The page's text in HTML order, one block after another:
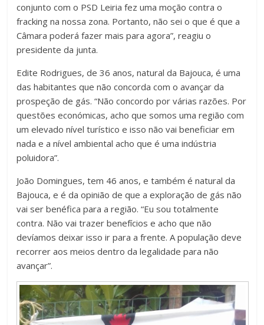
conjunto com o PSD Leiria fez uma moção contra o
fracking na nossa zona. Portanto, não sei o que é que a
Câmara poderá fazer mais para agora”, reagiu o
presidente da junta.
Edite Rodrigues, de 36 anos, natural da Bajouca, é uma
das habitantes que não concorda com o avançar da
prospeção de gás. “Não concordo por várias razões. Por
questões económicas, acho que somos uma região com
um elevado nível turístico e isso não vai beneficiar em
nada e a nível ambiental acho que é uma indústria
poluidora”.
João Domingues, tem 46 anos, e também é natural da
Bajouca, e é da opinião de que a exploração de gás não
vai ser benéfica para a região. “Eu sou totalmente
contra. Não vai trazer benefícios e acho que não
devíamos deixar isso ir para a frente. A população deve
recorrer aos meios dentro da legalidade para não
avançar”.